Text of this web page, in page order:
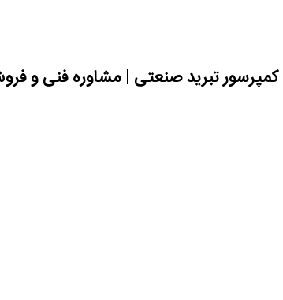
تبرید صنعتی | مشاوره فنی و